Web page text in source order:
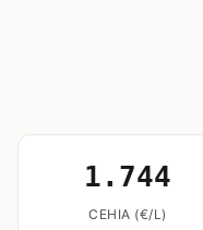
1.744
CEHIA (€/L)